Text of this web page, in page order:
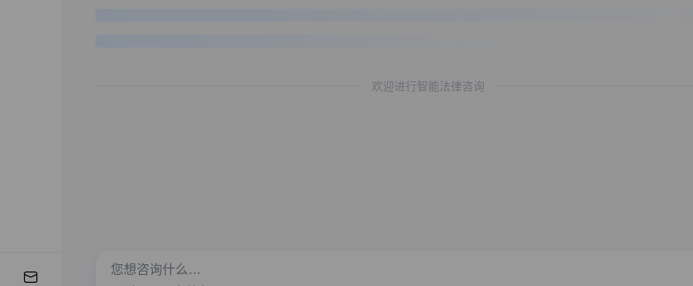
欢迎进行智能法律咨询